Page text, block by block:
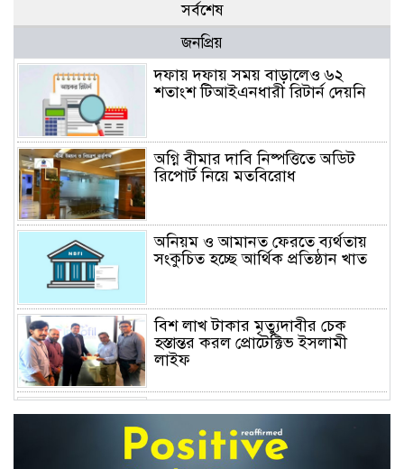
সর্বশেষ
জনপ্রিয়
দফায় দফায় সময় বাড়ালেও ৬২
শতাংশ টিআইএনধারী রিটার্ন দেয়নি
অগ্নি বীমার দাবি নিষ্পত্তিতে অডিট
রিপোর্ট নিয়ে মতবিরোধ
অনিয়ম ও আমানত ফেরতে ব্যর্থতায়
সংকুচিত হচ্ছে আর্থিক প্রতিষ্ঠান খাত
বিশ লাখ টাকার মৃত্যুদাবীর চেক
হস্তান্তর করল প্রোটেক্টিভ ইসলামী
লাইফ
শেয়ার দর, ডিএসইর সতর্কবার্তা